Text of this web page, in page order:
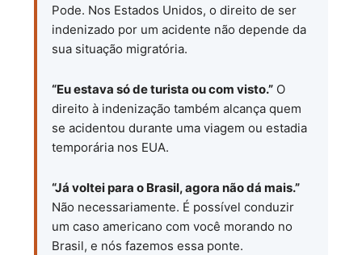
Pode. Nos Estados Unidos, o direito de ser
indenizado por um acidente não depende da
sua situação migratória.
“Eu estava só de turista ou com visto.” O
direito à indenização também alcança quem
se acidentou durante uma viagem ou estadia
temporária nos EUA.
“Já voltei para o Brasil, agora não dá mais.”
Não necessariamente. É possível conduzir
um caso americano com você morando no
Brasil, e nós fazemos essa ponte.